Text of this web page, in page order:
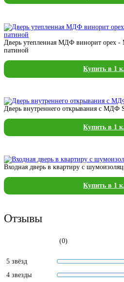
Дверь утепленная МДФ винорит орех
патиной
Купить в 1
Дверь внутреннего открывания с МДФ
Купить в 1
Входная дверь в квартиру с
Купить в 1
Отзывы
(0)
5 звёзд
4 звезды